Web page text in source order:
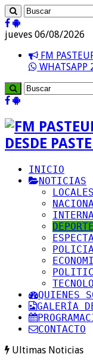
jueves 06/08/2026
FM
DESDE
INICIO
NOTICIAS
LOCALES
QUIENES
GALERÍA
CONTACTO
Ultimas Noticias